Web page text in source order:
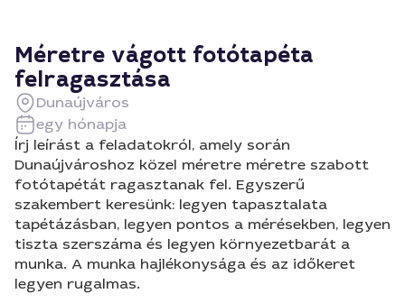
Méretre vágott fotótapéta
felragasztása
Dunaújváros
egy hónapja
Írj leírást a feladatokról, amely során
Dunaújvároshoz közel méretre méretre szabott
fotótapétát ragasztanak fel. Egyszerű
szakembert keresünk: legyen tapasztalata
tapétázásban, legyen pontos a mérésekben, legyen
tiszta szerszáma és legyen környezetbarát a
munka. A munka hajlékonysága és az időkeret
legyen rugalmas.